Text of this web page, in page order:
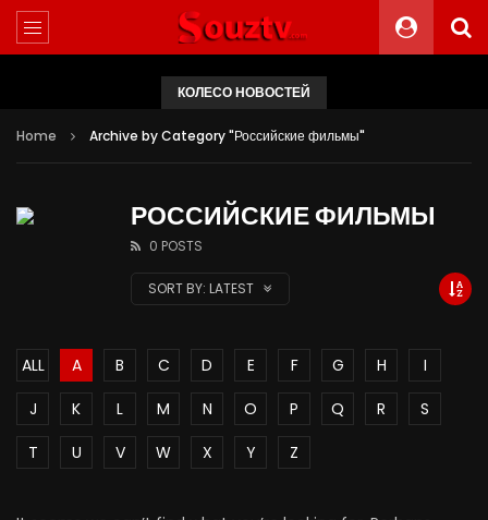
КОЛЕСО НОВОСТЕЙ
Home Archive by Category "Российские фильмы"
РОССИЙСКИЕ ФИЛЬМЫ
0 POSTS
SORT BY: LATEST
ALL A B C D E F G H
I
J
K L M N O P Q R
S
T
U V W X Y Z